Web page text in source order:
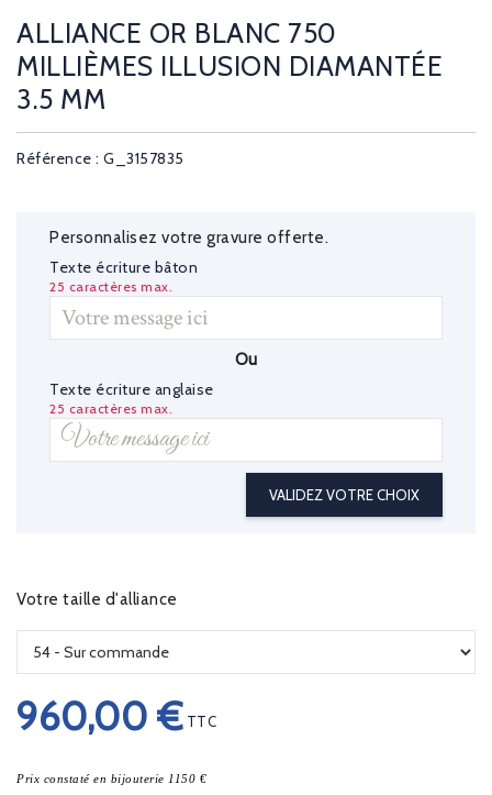
ALLIANCE OR BLANC 750
MILLIÈMES ILLUSION DIAMANTÉE
3.5 MM
Référence : G_3157835
Personnalisez votre gravure offerte.
Texte écriture bâton
25 caractères max.
Ou
Texte écriture anglaise
25 caractères max.
VALIDEZ VOTRE CHOIX
Votre taille d'alliance
960,00 € TTC
Prix constaté en bijouterie 1150 €